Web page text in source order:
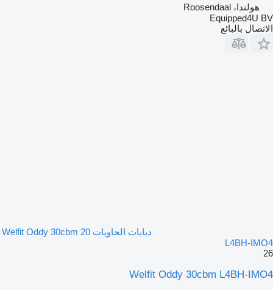
هولندا، Roosendaal
Equipped4U BV
الاتصال بالبائع
دبابات الحاويات 20 Welfit Oddy 30cbm
L4BH-IMO4
26
Welfit Oddy 30cbm L4BH-IMO4